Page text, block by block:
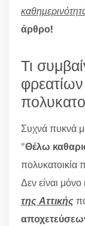
άρθρο!
Τι
Συχνά πυκνά
"Θέλω
πολυκατοικία
Δεν είναι μόνο
της Αττικής